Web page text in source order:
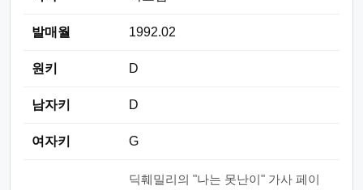
발매월 1992.02
원키 D
남자키 D
여자키 G
딕훼밀리의 "나는 못난이" 가사 페이